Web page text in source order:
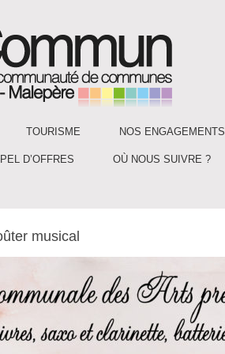
TOURISME NOS ENGAGEMENTS
D’OFFRES OÙ NOUS SUIVRE ?
musical